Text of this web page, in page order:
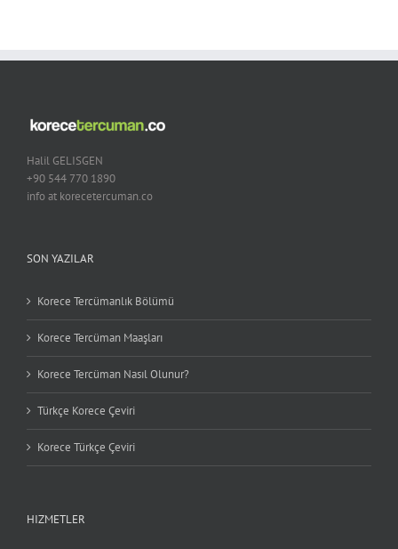
Halil GELISGEN
+90 544 770 1890
info at korecetercuman.co
SON YAZILAR
Korece Tercümanlık Bölümü
Korece Tercüman Maaşları
Korece Tercüman Nasıl Olunur?
Türkçe Korece Çeviri
Korece Türkçe Çeviri
HIZMETLER